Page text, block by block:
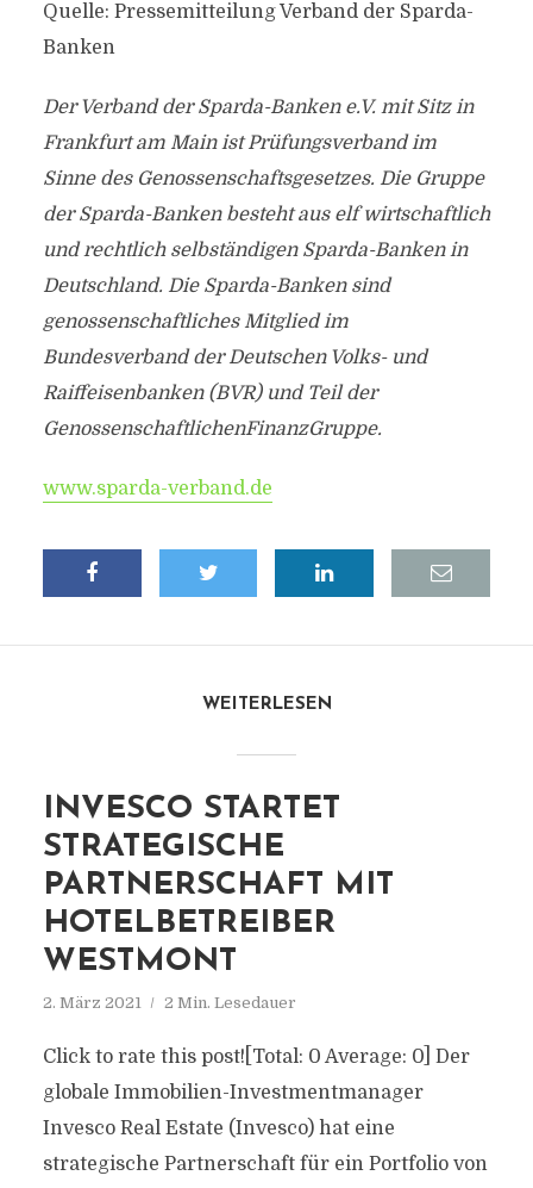
Quelle: Pressemitteilung Verband der Sparda-
Banken
Der Verband der Sparda-Banken e.V. mit Sitz in
Frankfurt am Main ist Prüfungsverband im
Sinne des Genossenschaftsgesetzes. Die Gruppe
der Sparda-Banken besteht aus elf wirtschaftlich
und rechtlich selbständigen Sparda-Banken in
Deutschland. Die Sparda-Banken sind
genossenschaftliches Mitglied im
Bundesverband der Deutschen Volks- und
Raiffeisenbanken (BVR) und Teil der
GenossenschaftlichenFinanzGruppe.
www.sparda-verband.de
WEITERLESEN
INVESCO STARTET
STRATEGISCHE
PARTNERSCHAFT MIT
HOTELBETREIBER
WESTMONT
2. März 2021 2 Min. Lesedauer
Click to rate this post![Total: 0 Average: 0] Der
globale Immobilien-Investmentmanager
Invesco Real Estate (Invesco) hat eine
strategische Partnerschaft für ein Portfolio von